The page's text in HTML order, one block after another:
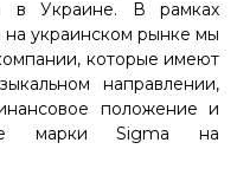
в Украине. В рамках
на украинском рынке мы
которые имеют
направлении,
положение и
марки Sigma на